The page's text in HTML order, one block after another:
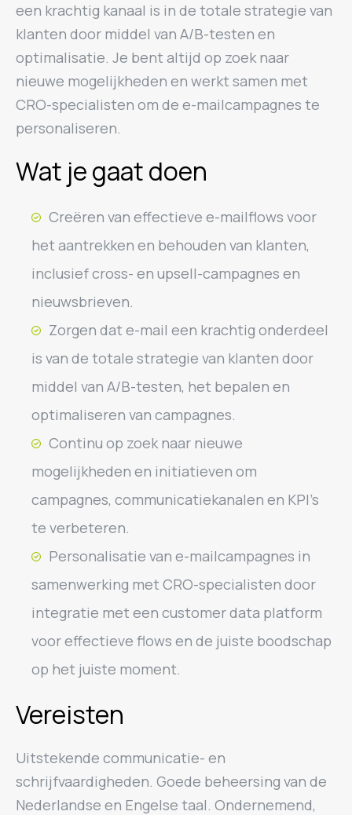
een krachtig kanaal is in de totale strategie van
klanten door middel van A/B-testen en
optimalisatie. Je bent altijd op zoek naar
nieuwe mogelijkheden en werkt samen met
CRO-specialisten om de e-mailcampagnes te
personaliseren.
Wat je gaat doen
Creëren van effectieve e-mailflows voor
het aantrekken en behouden van klanten,
inclusief cross- en upsell-campagnes en
nieuwsbrieven.
Zorgen dat e-mail een krachtig onderdeel
is van de totale strategie van klanten door
middel van A/B-testen, het bepalen en
optimaliseren van campagnes.
Continu op zoek naar nieuwe
mogelijkheden en initiatieven om
campagnes, communicatiekanalen en KPI’s
te verbeteren.
Personalisatie van e-mailcampagnes in
samenwerking met CRO-specialisten door
integratie met een customer data platform
voor effectieve flows en de juiste boodschap
op het juiste moment.
Vereisten
Uitstekende communicatie- en
schrijfvaardigheden. Goede beheersing van de
Nederlandse en Engelse taal. Ondernemend,